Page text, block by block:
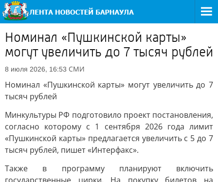
Номинал «Пушкинской карты»
могут увеличить до 7 тысяч рублей
8 июля 2026, 16:53 СМИ
Номинал «Пушкинской карты» могут увеличить до 7
тысяч рублей
Минкультуры РФ подготовило проект постановления,
согласно которому с 1 сентября 2026 года лимит
«Пушкинской карты» предлагается увеличить с 5 до 7
тысяч рублей, пишет «Интерфакс».
Также в программу планируют включить